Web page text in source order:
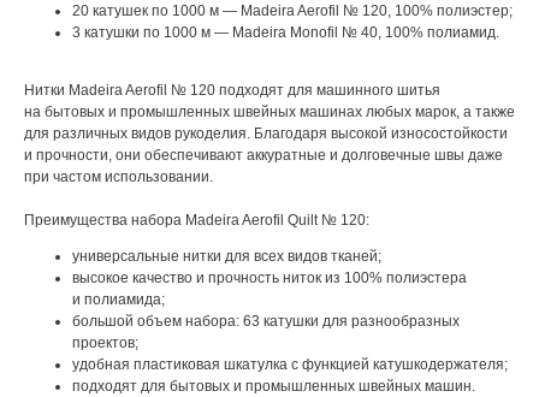
20 катушек по 1000 м — Madeira Aerofil № 120, 100% полиэстер;
3 катушки по 1000 м — Madeira Monofil № 40, 100% полиамид.
Нитки Madeira Aerofil № 120 подходят для машинного шитья
на бытовых и промышленных швейных машинах любых марок, а также
для различных видов рукоделия. Благодаря высокой износостойкости
и прочности, они обеспечивают аккуратные и долговечные швы даже
при частом использовании.
Преимущества набора Madeira Aerofil Quilt № 120:
универсальные нитки для всех видов тканей;
высокое качество и прочность ниток из 100% полиэстера
и полиамида;
большой объем набора: 63 катушки для разнообразных
проектов;
удобная пластиковая шкатулка с функцией катушкодержателя;
подходят для бытовых и промышленных швейных машин.